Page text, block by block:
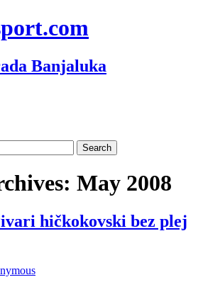
Banjaluka
May 2008
hičkokovski bez plej